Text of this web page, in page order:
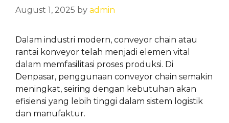
August 1, 2025 by admin
Dalam industri modern, conveyor chain atau
rantai konveyor telah menjadi elemen vital
dalam memfasilitasi proses produksi. Di
Denpasar, penggunaan conveyor chain semakin
meningkat, seiring dengan kebutuhan akan
efisiensi yang lebih tinggi dalam sistem logistik
dan manufaktur.